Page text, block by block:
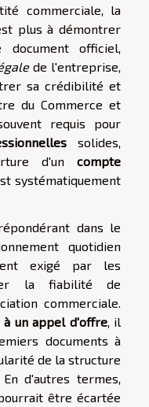
commerciale, la
plus à démontrer
officiel,
de l'entreprise,
sa crédibilité et
du Commerce et
requis pour
solides,
d'un compte
systématiquement
dans le
quotidien
exigé par les
la fiabilité de
commerciale.
à un appel d'offre, il
documents à
de la structure
d'autres termes,
être écartée